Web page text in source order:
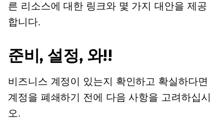
른 리소스에 대한 링크와 몇 가지 대안을 제공
합니다.
준비, 설정, 와!!
비즈니스 계정이 있는지 확인하고 확실하다면
계정을 폐쇄하기 전에 다음 사항을 고려하십시
오.